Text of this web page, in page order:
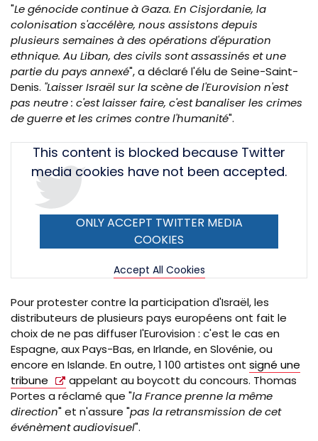
"Le génocide continue à Gaza. En Cisjordanie, la
colonisation s'accélère, nous assistons depuis
plusieurs semaines à des opérations d'épuration
ethnique. Au Liban, des civils sont assassinés et une
partie du pays annexé", a déclaré l'élu de Seine-Saint-
Denis. "Laisser Israël sur la scène de l'Eurovision n'est
pas neutre : c'est laisser faire, c'est banaliser les crimes
de guerre et les crimes contre l'humanité".
TweetThis content is blocked because Twitter
media cookies have not been accepted.
ONLY ACCEPT TWITTER MEDIA
COOKIES
Accept All Cookies
Pour protester contre la participation d'Israël, les
distributeurs de plusieurs pays européens ont fait le
choix de ne pas diffuser l'Eurovision : c'est le cas en
Espagne, aux Pays-Bas, en Irlande, en Slovénie, ou
encore en Islande. En outre, 1 100 artistes ont signé une
tribune
appelant au boycott du concours. Thomas
Portes a réclamé que "la France prenne la même
direction" et n'assure "pas la retransmission de cet
événèment audiovisuel".